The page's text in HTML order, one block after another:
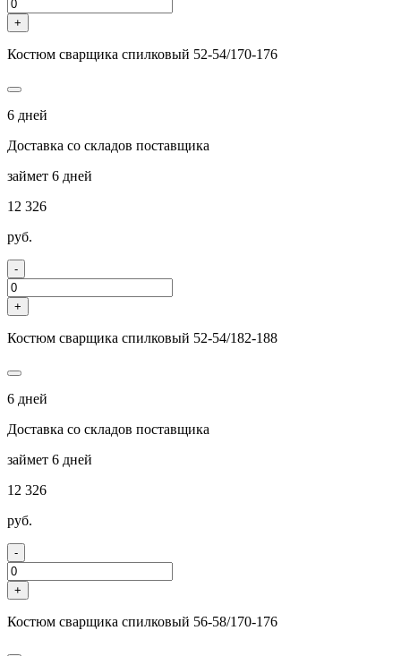
+
Костюм сварщика спилковый 52-54/170-176
6 дней
Доставка со складов поставщика
займет 6 дней
12 326
руб.
-
+
Костюм сварщика спилковый 52-54/182-188
6 дней
Доставка со складов поставщика
займет 6 дней
12 326
руб.
-
+
Костюм сварщика спилковый 56-58/170-176